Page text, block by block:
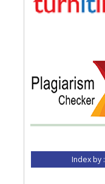
Index by :